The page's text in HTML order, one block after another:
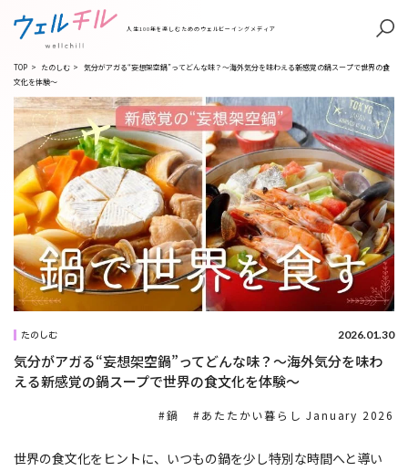
人生100年を楽しむためのウェルビーイングメディア
TOP > たのしむ >
気分がアガる“妄想架空鍋”ってどんな味？～海外気分を味わえる新感覚の鍋スープで世界の食
文化を体験～
たのしむ 2026.01.30
気分がアガる“妄想架空鍋”ってどんな味？～海外気分を味わ
える新感覚の鍋スープで世界の食文化を体験～
鍋 あたたかい暮らし January 2026
世界の食文化をヒントに、いつもの鍋を少し特別な時間へと導い